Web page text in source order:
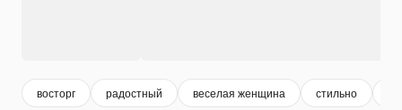
восторг радостный веселая женщина стильно